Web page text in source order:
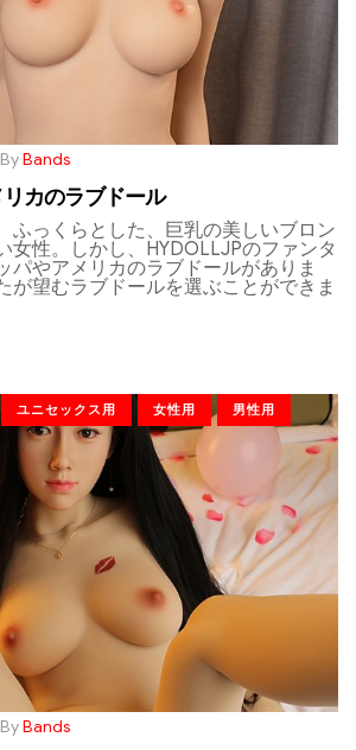
ByBands
カのラブドール
ふっくらとした、巨乳の美しいブロン
女性。しかし、HYDOLLJPのファンタ
パやアメリカのラブドールがありま
が望むラブドールを選ぶことができま
ユニセックス用 女性用 男性用
ByBands